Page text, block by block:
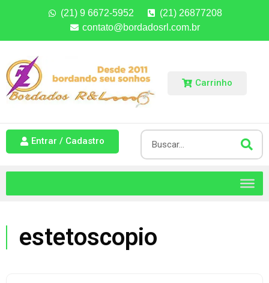
(21) 9 6672-5952
(21) 26877208
contato@bordadosrl.com.br
Carrinho
Entrar / Cadastro
estetoscopio